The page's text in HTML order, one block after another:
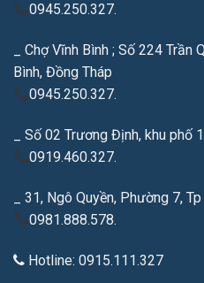
0945.250.327.
_ Chợ Vĩnh Bình ; Số 224 Trần
Bình, Đồng Tháp
0945.250.327.
_ Số 02 Trương Định, khu phố
0919.460.327.
_ 31, Ngô Quyền, Phường 7,
0981.888.578.
Hotline: 0915.111.327